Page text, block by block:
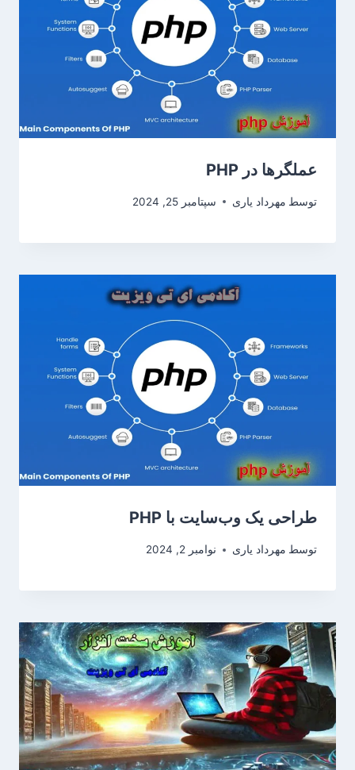
عملگرها در PHP
توسط مهرداد یاری سپتامبر 25, 2024
طراحی یک وب‌سایت با PHP
توسط مهرداد یاری نوامبر 2, 2024